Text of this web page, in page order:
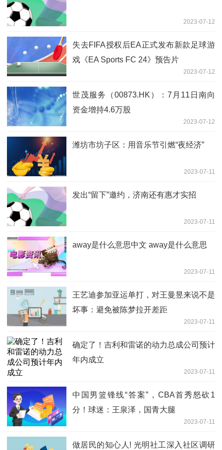
2023-07-12
失去FIFA授权后EA正式发布新款足球游
戏《EA Sports FC 24》预告片
2023-07-12
世茂服务（00873.HK）：7月11日南向
资金增持4.6万股
2023-07-12
潍坊市坊子区：用音乐节引燃“夜经济”
2023-07-11
发出“留下”邀约，济南还有惠才实招
2023-07-11
away是什么意思中文 away是什么意思
2023-07-11
王艺迪参加亚运单打，对王曼昱来说不是
坏事：避免被陈梦拉开差距
2023-07-11
确定了！吉利和雷诺的动力总成公司预计
年内成立
2023-07-11
中国男篮锋线“答案”，CBA首秀怒砍1
分！球迷：王泉泽，国青大腿
2023-07-11
做居民的知心人! 光明社工深入社区调研